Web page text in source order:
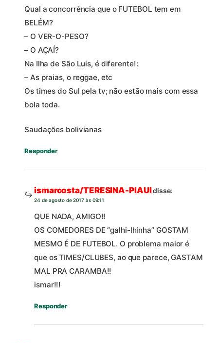
Qual a concorrência que o FUTEBOL tem em
BELÉM?
– O VER-O-PESO?
– O AÇAÍ?
Na Ilha de São Luis, é diferente!:
– As praias, o reggae, etc
Os times do Sul pela tv; não estão mais com essa
bola toda.
Saudações bolivianas
Responder
ismarcosta/TERESINA-PIAUIdisse:
24 de agosto de 2017 às 09:11
QUE NADA, AMIGO!!
OS COMEDORES DE “galhi-lhinha” GOSTAM
MESMO É DE FUTEBOL. O problema maior é
que os TIMES/CLUBES, ao que parece, GASTAM
MAL PRA CARAMBA!!
ismar!!!
Responder